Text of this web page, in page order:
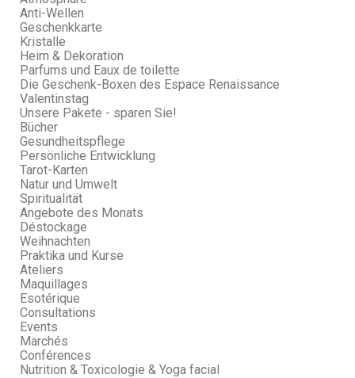
Anti-Wellen
Geschenkkarte
Kristalle
Heim & Dekoration
Parfums und Eaux de toilette
Die Geschenk-Boxen des Espace Renaissance
Valentinstag
Unsere Pakete - sparen Sie!
Bücher
Gesundheitspflege
Persönliche Entwicklung
Tarot-Karten
Natur und Umwelt
Spiritualität
Angebote des Monats
Déstockage
Weihnachten
Praktika und Kurse
Ateliers
Maquillages
Esotérique
Consultations
Events
Marchés
Conférences
Nutrition & Toxicologie & Yoga facial